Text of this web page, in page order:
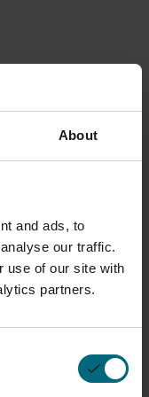
About
and ads, to
our traffic.
use of our site with
partners.